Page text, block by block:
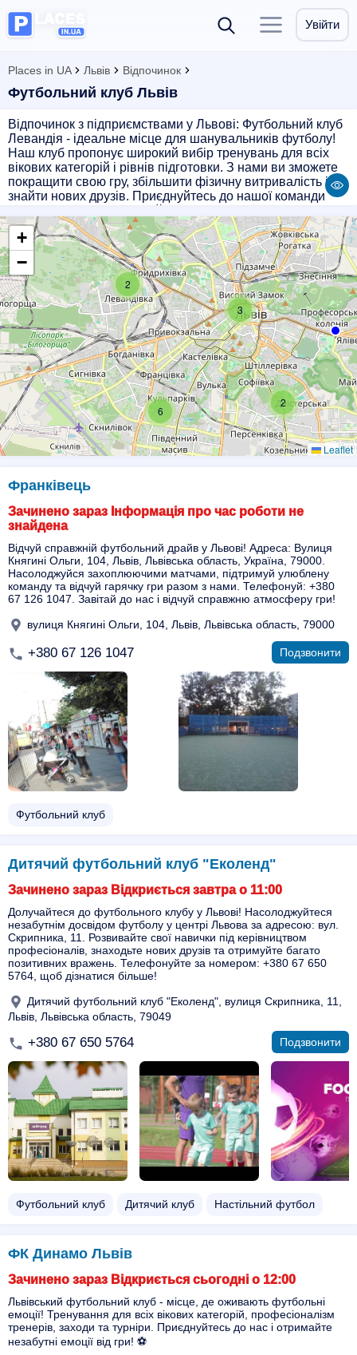
Увійти
Places in UA Львів Відпочинок
Футбольний клуб Львів
Відпочинок з підприємствами у Львові: Футбольний клуб
Левандія - ідеальне місце для шанувальників футболу!
Наш клуб пропонує широкий вибір тренувань для всіх
вікових категорій і рівнів підготовки. З нами ви зможете
покращити свою гру, збільшити фізичну витривалість і
знайти нових друзів. Приєднуйтесь до нашої команди
Львові!
6
3
2
2
+
−
Leaflet
Франківець
Зачинено зараз Інформація про час роботи не
знайдена
Відчуй справжній футбольний драйв у Львові! Адреса: Вулиця
Княгині Ольги, 104, Львів, Львівська область, Україна, 79000.
Насолоджуйся захоплюючими матчами, підтримуй улюблену
команду та відчуй гарячку гри разом з нами. Телефонуй: +380
67 126 1047. Завітай до нас і відчуй справжню атмосферу гри!
вулиця Княгині Ольги, 104, Львів, Львівська область, 79000
+380 67 126 1047 Подзвонити
Футбольний клуб
Дитячий футбольний клуб "Еколенд"
Зачинено зараз Відкриється завтра о 11:00
Долучайтеся до футбольного клубу у Львові! Насолоджуйтеся
незабутнім досвідом футболу у центрі Львова за адресою: вул.
Скрипника, 11. Розвивайте свої навички під керівництвом
професіоналів, знаходьте нових друзів та отримуйте багато
позитивних вражень. Телефонуйте за номером: +380 67 650
5764, щоб дізнатися більше!
Дитячий футбольний клуб "Еколенд", вулиця Скрипника, 11,
Львів, Львівська область, 79049
+380 67 650 5764 Подзвонити
Футбольний клуб Дитячий клуб Настільний футбол
ФК Динамо Львів
Зачинено зараз Відкриється сьогодні о 12:00
Львівський футбольний клуб - місце, де оживають футбольні
емоції! Тренування для всіх вікових категорій, професіоналізм
тренерів, заходи та турніри. Приєднуйтесь до нас і отримайте
незабутні емоції від гри! ⚽️